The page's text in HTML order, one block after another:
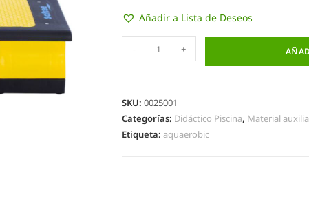
Añadir a Lista de Deseos
- +
SKU: 0025001
Categorías: Didáctico Piscina, Material
Etiqueta: aquaerobic